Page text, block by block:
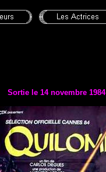
Sortie le 14 novembre 1984